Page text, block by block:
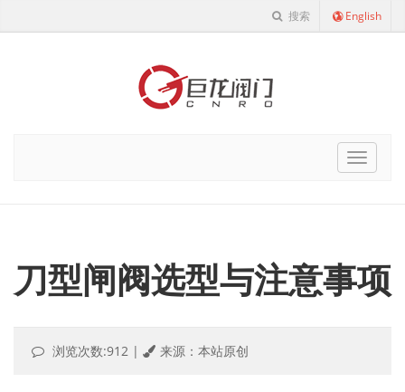
搜索 English
Cnro
刀型闸阀选型与注意事项
浏览次数:912 | 来源：本站原创